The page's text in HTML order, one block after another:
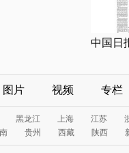
中国日
图片 视频 专栏
黑龙江 上海 江苏
贵州 西藏 陕西